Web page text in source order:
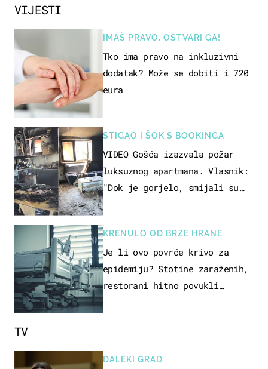
VIJESTI
IMAŠ PRAVO, OSTVARI GA!
Tko ima pravo na inkluzivni
dodatak? Može se dobiti i 720
eura
STIGAO I ŠOK S BOOKINGA
VIDEO Gošća izazvala požar
luksuznog apartmana. Vlasnik:
"Dok je gorjelo, smijali su
KRENULO OD BRZE HRANE
Je li ovo povrće krivo za
epidemiju? Stotine zaraženih,
restorani hitno povukli
TV
DALEKI GRAD